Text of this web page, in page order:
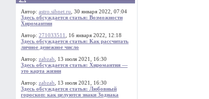
Автор: astro.sibnet.ru , 30 января 2022, 07:04
Здесь обсуждается статья: Возможности
Хиромантии
Автор: 271033511
, 16 января 2022, 12:18
Здесь обсуждается статья: Как рассчитать
личное денежное число
Автор: zabzab , 13 июля 2021, 16:30
Здесь обсуждается статья: Хиромантия —
это карта жизни
Автор: zabzab , 13 июля 2021, 16:30
Здесь обсуждается статья: Любовный
гороскоп: как целуются знаки Зодиака